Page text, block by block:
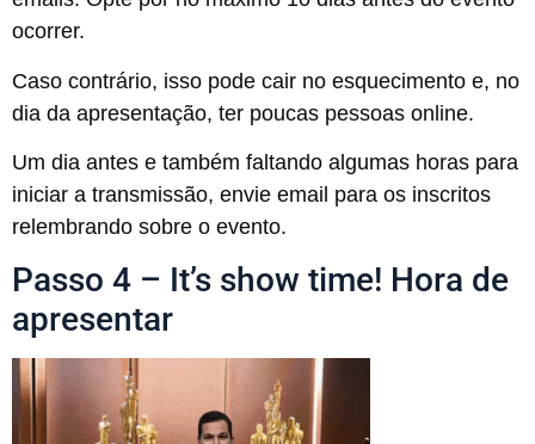
ocorrer.
Caso contrário, isso pode cair no esquecimento e, no
dia da apresentação, ter poucas pessoas online.
Um dia antes e também faltando algumas horas para
iniciar a transmissão, envie email para os inscritos
relembrando sobre o evento.
Passo 4 – It’s show time! Hora de
apresentar